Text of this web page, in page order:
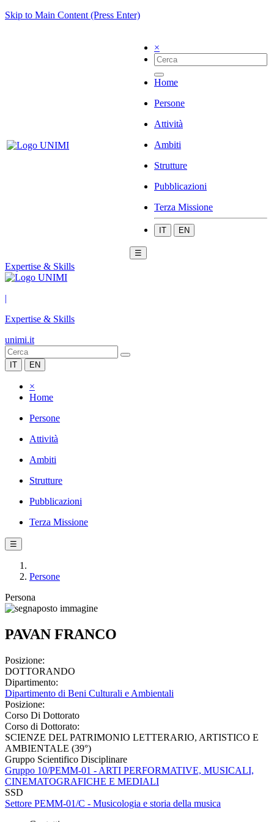
Skip to Main Content (Press Enter)
×
Home
Persone
Attività
Ambiti
Strutture
Pubblicazioni
Terza Missione
IT EN
☰
Expertise & Skills
|
Expertise & Skills
unimi.it
IT EN
×
Home
Persone
Attività
Ambiti
Strutture
Pubblicazioni
Terza Missione
☰
Persone
Persona
PAVAN FRANCO
Posizione:
DOTTORANDO
Dipartimento:
Dipartimento di Beni Culturali e Ambientali
Posizione:
Corso Di Dottorato
Corso di Dottorato:
SCIENZE DEL PATRIMONIO LETTERARIO, ARTISTICO E
AMBIENTALE (39°)
Gruppo Scientifico Disciplinare
Gruppo 10/PEMM-01 - ARTI PERFORMATIVE, MUSICALI,
CINEMATOGRAFICHE E MEDIALI
SSD
Settore PEMM-01/C - Musicologia e storia della musica